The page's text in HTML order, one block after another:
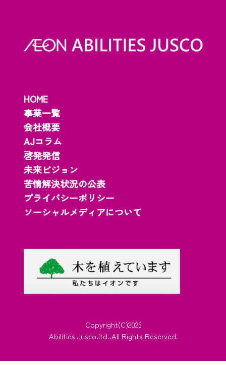
HOME
事業一覧
会社概要
AJコラム
啓発発信
未来ビジョン
苦情解決状況の公表
プライバシーポリシー
ソーシャルメディアについて
Copyright(C)2025
Abilities Jusco.ltd..All Rights Reserved.